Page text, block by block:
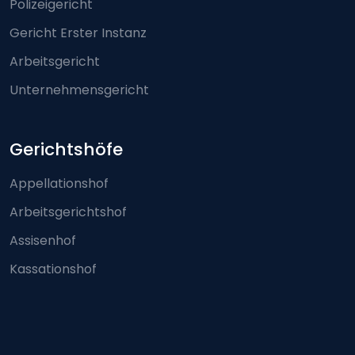
Polizeigericht
Gericht Erster Instanz
Arbeitsgericht
Unternehmensgericht
Gerichtshöfe
Appellationshof
Arbeitsgerichtshof
Assisenhof
Kassationshof